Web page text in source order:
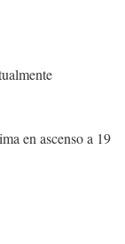
en ascenso a 19